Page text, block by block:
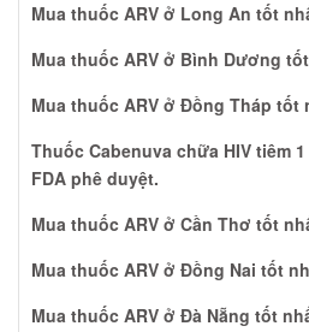
Mua thuốc ARV ở Long An tốt
Mua thuốc ARV ở Bình Dương
Mua thuốc ARV ở Đồng Tháp tốt
Thuốc Cabenuva chữa HIV tiêm
FDA phê duyệt.
Mua thuốc ARV ở Cần Thơ tốt
Mua thuốc ARV ở Đồng Nai tốt
Mua thuốc ARV ở Đà Nẵng tốt